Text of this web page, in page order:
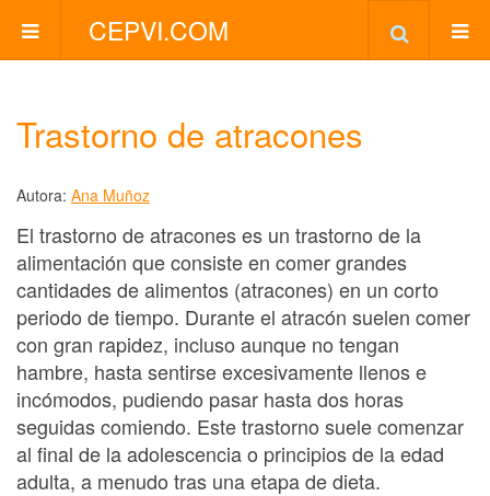
CEPVI.COM
Trastorno de atracones
Autora: Ana Muñoz
El trastorno de atracones es un trastorno de la
alimentación que consiste en comer grandes
cantidades de alimentos (atracones) en un corto
periodo de tiempo. Durante el atracón suelen comer
con gran rapidez, incluso aunque no tengan
hambre, hasta sentirse excesivamente llenos e
incómodos, pudiendo pasar hasta dos horas
seguidas comiendo. Este trastorno suele comenzar
al final de la adolescencia o principios de la edad
adulta, a menudo tras una etapa de dieta.